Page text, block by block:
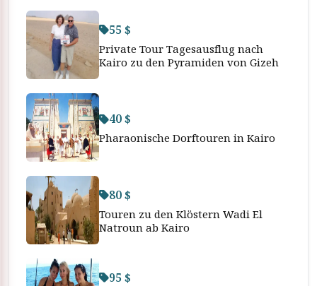
55 $
Private Tour Tagesausflug nach
Kairo zu den Pyramiden von Gizeh
40 $
Pharaonische Dorftouren in Kairo
80 $
Touren zu den Klöstern Wadi El
Natroun ab Kairo
95 $